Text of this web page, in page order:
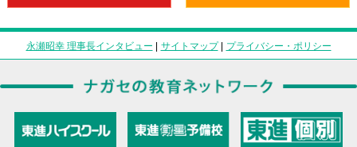
永瀬昭幸 理事長インタビュー | サイトマップ| プライバシー・ポリシー